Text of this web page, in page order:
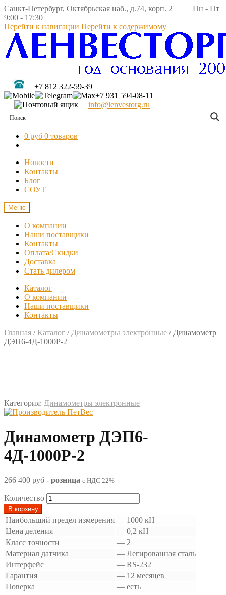
Санкт-Петербург, Октябрьская наб., д.74, корп. 2 Пн - Пт
9:00 - 17:30
Перейти к навигации Перейти к содержимому
+7 812 322-59-39
+7 931 594-08-11
info@lenvestorg.ru
0 руб 0 товаров
Новости
Контакты
Блог
СОУТ
Меню
О компании
Наши поставщики
Контакты
Оплата/Скидки
Доставка
Стать дилером
Каталог
О компании
Наши поставщики
Контакты
Главная / Каталог / Динамометры электронные / Динамометр
ДЭП6-4Д-1000Р-2
Категория: Динамометры электронные
Динамометр ДЭП6-
4Д-1000Р-2
266 400 руб - розница с НДС 22%
Количество
В корзину
Наибольший предел измерения — 1000 кН
Цена деления
— 0,2 кН
Класс точности
— 2
Материал датчика
— Легированная сталь
Интерфейс
— RS-232
Гарантия
— 12 месяцев
Поверка
— есть